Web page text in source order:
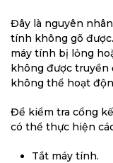
Đây là nguyên
tính không gõ
máy tính bị lỏng
không được truyền
không thể hoạt
Để kiểm tra cổng
có thể thực hiện
Tắt máy tính.